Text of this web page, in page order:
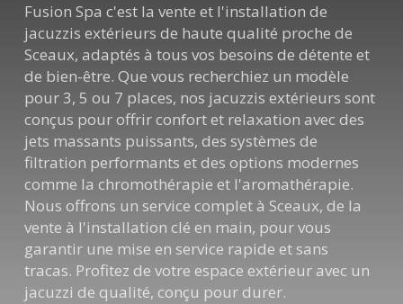
Fusion Spa c'est la vente et l'installation de
jacuzzis extérieurs de haute qualité proche de
Sceaux, adaptés à tous vos besoins de détente et
de bien-être. Que vous recherchiez un modèle
pour 3, 5 ou 7 places, nos jacuzzis extérieurs sont
conçus pour offrir confort et relaxation avec des
jets massants puissants, des systèmes de
filtration performants et des options modernes
comme la chromothérapie et l'aromathérapie.
Nous offrons un service complet à Sceaux, de la
vente à l'installation clé en main, pour vous
garantir une mise en service rapide et sans
tracas. Profitez de votre espace extérieur avec un
jacuzzi de qualité, conçu pour durer.